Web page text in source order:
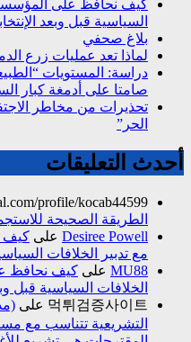
كيف نحافظ على
السياسية قبل وبعد
بلاغ صحفي
لماذا تعد عمليات زرع
صامتا على أدمغة كبار
تحذيرات من مخاطر
الحر”
أحدث التعليقات
profile/kocab44599/
الطريقة الصحيحة
Desiree Powell على كيف
مع تدبير الخلافات
MU88 على كيف نحافظ
الخلافات السياسية قبل
먹튀검증사이트 على
التشريعية تتناسب مع